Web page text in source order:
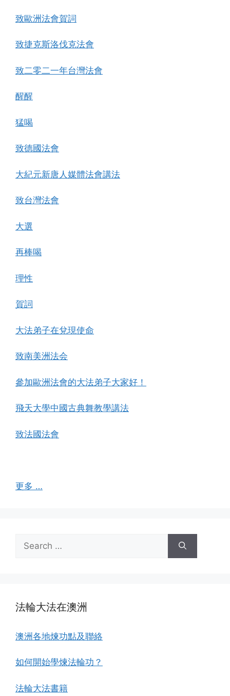
致歐洲法會賀詞
致捷克斯洛伐克法會
致二零二一年台灣法會
醒醒
猛喝
致德國法會
大紀元新唐人媒體法會講法
致台灣法會
大選
再棒喝
理性
賀詞
大法弟子在兌現使命
致南美洲法会
參加歐洲法會的大法弟子大家好！
飛天大學中國古典舞教學講法
致法國法會
更多 …
for:
法輪大法在澳洲
澳洲各地煉功點及聯絡
如何開始學煉法輪功？
法輪大法書籍